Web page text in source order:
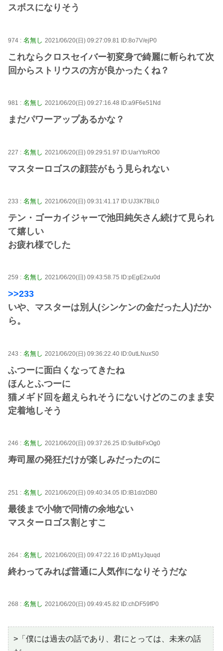
スボスになりそう
974 : 名無し 2021/06/20(日) 09:27:09.81 ID:8o7V/ejP0
これならクロスセイバー初変身で綺麗に斬られて次
回からストリウスの方が良かったくね？
981 : 名無し 2021/06/20(日) 09:27:16.48 ID:a9F6e51Nd
まだパワーアップあるかな？
227 : 名無し 2021/06/20(日) 09:29:51.97 ID:UarYtoRO0
マスターロゴスの顔芸がもう見られない
233 : 名無し 2021/06/20(日) 09:31:41.17 ID:UJ3K7BiL0
テン・ゴーカイジャーで池田純矢さん続けて見られ
て嬉しい
お疲れ様でした
259 : 名無し 2021/06/20(日) 09:43:58.75 ID:pEgE2xu0d
>>233
いや、マスターは別人(シンケンの金だった人)だか
ら。
243 : 名無し 2021/06/20(日) 09:36:22.40 ID:0utLNuxS0
ふつーに面白くなってきたね
ほんとふつーに
猫メギド回を超えられそうにないけどのこのまま安
定着地しそう
246 : 名無し 2021/06/20(日) 09:37:26.25 ID:9u8bFxOg0
寿司屋の発狂だけが楽しみだったのに
251 : 名無し 2021/06/20(日) 09:40:34.05 ID:IB1d/zDB0
最後まで小物で同情の余地ない
マスターロゴス割とすこ
264 : 名無し 2021/06/20(日) 09:47:22.16 ID:pM1yJquqd
終わってみれば普通に人気作になりそうだな
268 : 名無し 2021/06/20(日) 09:49:45.82 ID:chDF59fP0
>「僕には過去の話であり、君にとっては、未来の話